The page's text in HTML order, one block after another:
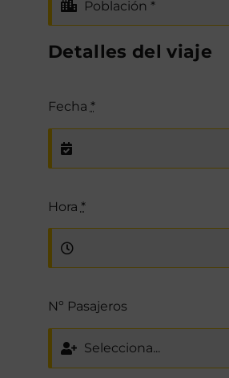
Detalles del viaje
Fecha *
Hora *
Nº Pasajeros